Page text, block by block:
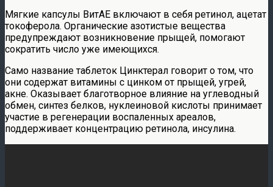
Мягкие капсулы ВитАЕ включают в себя ретинол, ацетат
токоферола. Органические азотистые вещества
предупреждают возникновение прыщей, помогают
сократить число уже имеющихся.
Само название таблеток Цинктерал говорит о том, что
они содержат витамины с цинком от прыщей, угрей,
акне. Оказывает благотворное влияние на углеводный
обмен, синтез белков, нуклеиновой кислоты принимает
участие в регенерации воспаленных ареалов,
поддерживает концентрацию ретинола, инсулина.